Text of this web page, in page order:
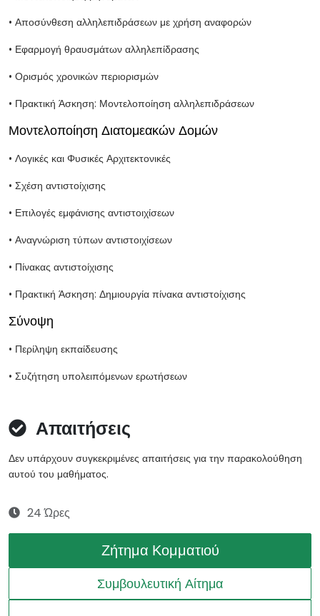
• Αποσύνθεση αλληλεπιδράσεων με χρήση αναφορών
• Εφαρμογή θραυσμάτων αλληλεπίδρασης
• Ορισμός χρονικών περιορισμών
• Πρακτική Άσκηση: Μοντελοποίηση αλληλεπιδράσεων
Μοντελοποίηση Διατομεακών Δομών
• Λογικές και Φυσικές Αρχιτεκτονικές
• Σχέση αντιστοίχισης
• Επιλογές εμφάνισης αντιστοιχίσεων
• Αναγνώριση τύπων αντιστοιχίσεων
• Πίνακας αντιστοίχισης
• Πρακτική Άσκηση: Δημιουργία πίνακα αντιστοίχισης
Σύνοψη
• Περίληψη εκπαίδευσης
• Συζήτηση υπολειπόμενων ερωτήσεων
Απαιτήσεις
Δεν υπάρχουν συγκεκριμένες απαιτήσεις για την παρακολούθηση
αυτού του μαθήματος.
24 Ώρες
Ζήτημα Κομματιού
Συμβουλευτική Αίτημα